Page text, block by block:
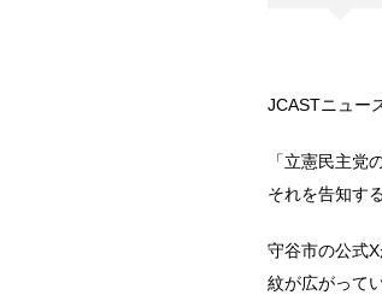
JCASTニュー
「立憲民主党
それを告知す
守谷市の公式
紋が広がってい